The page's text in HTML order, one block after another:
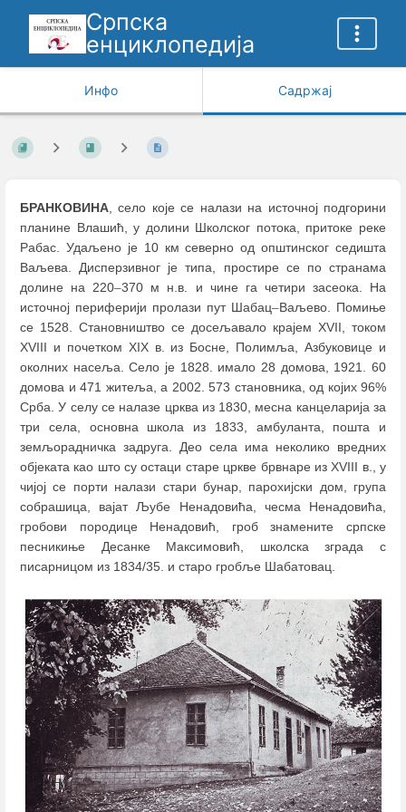
Српска
енциклопедија
Инфо Садржај
БРАНКОВИНА, село које се налази на источној подгорини
планине Влашић, у долини Школског потока, притоке реке
Рабас. Удаљено је 10 км северно од општинског седишта
Ваљева. Дисперзивног је типа, простире се по странама
долине на 220–370 м н.в. и чине га четири засеока. На
источној периферији пролази пут Шабац–Ваљево. Помиње
се 1528. Становништво се досељавало крајем XVII, током
XVIII и почетком XIX в. из Босне, Полимља, Азбуковице и
околних насеља. Село је 1828. имало 28 домова, 1921. 60
домова и 471 житеља, а 2002. 573 становника, од којих 96%
Срба. У селу се налазе црква из 1830, месна канцеларија за
три села, основна школа из 1833, амбуланта, пошта и
земљорадничка задруга. Део села има неколико вредних
објеката као што су остаци старе цркве брвнаре из XVIII в., у
чијој се порти налази стари бунар, парохијски дом, група
собрашица, вајат Љубе Ненадовића, чесма Ненадовића,
гробови породице Ненадовић, гроб знамените српске
песникиње Десанке Максимовић, школска зграда с
писарницом из 1834/35. и старо гробље Шабатовац.